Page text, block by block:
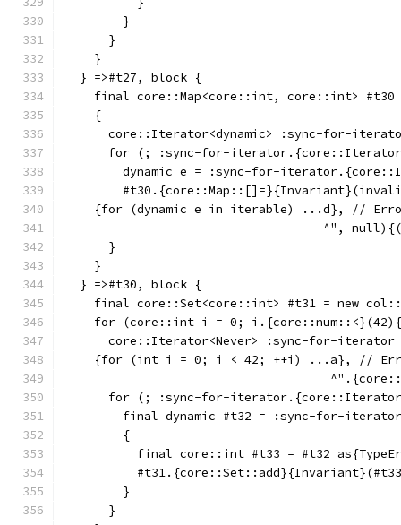
        }
      }
    }
  } =>#t27, block {
final core::Map<core::int, core::int>
    {
core::Iterator<dynamic> :sync-for-
for (; :sync-for-
dynamic e = :sync-for-
{for (dynamic e in iterable) ...d}, //
^",
      }
    }
  } =>#t30, block {
final core::Set<core::int> #t31 = new
for (core::int i = 0;
core::Iterator<Never> :sync-for-
{for (int i = 0; i < 42; ++i) ...a}, //
for (; :sync-for-
final dynamic #t32 = :sync-for-
        {
final core::int #t33 = #t32
        }
      }